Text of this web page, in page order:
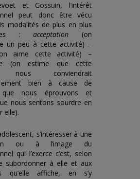
et Gossuin, l’intérêt
peut donc être vécu
modalités de plus en plus
:acceptation (on
un peu à cette activité) –
aime cette activité) –
(on estime que cette
nous conviendrait
bien à cause de
que nous éprouvons et
nous sentons sourdre en
elle).
s’intéresser à une
ou à l’image du
qui l’exerce c’est, selon
subordonner à elle et aux
qu’elle affiche, en s’y